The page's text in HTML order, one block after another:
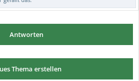
Antworten
Thema erstellen